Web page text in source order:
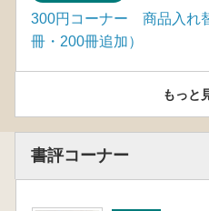
300円コーナー 商品入れ
冊・200冊追加）
もっと
書評コーナー